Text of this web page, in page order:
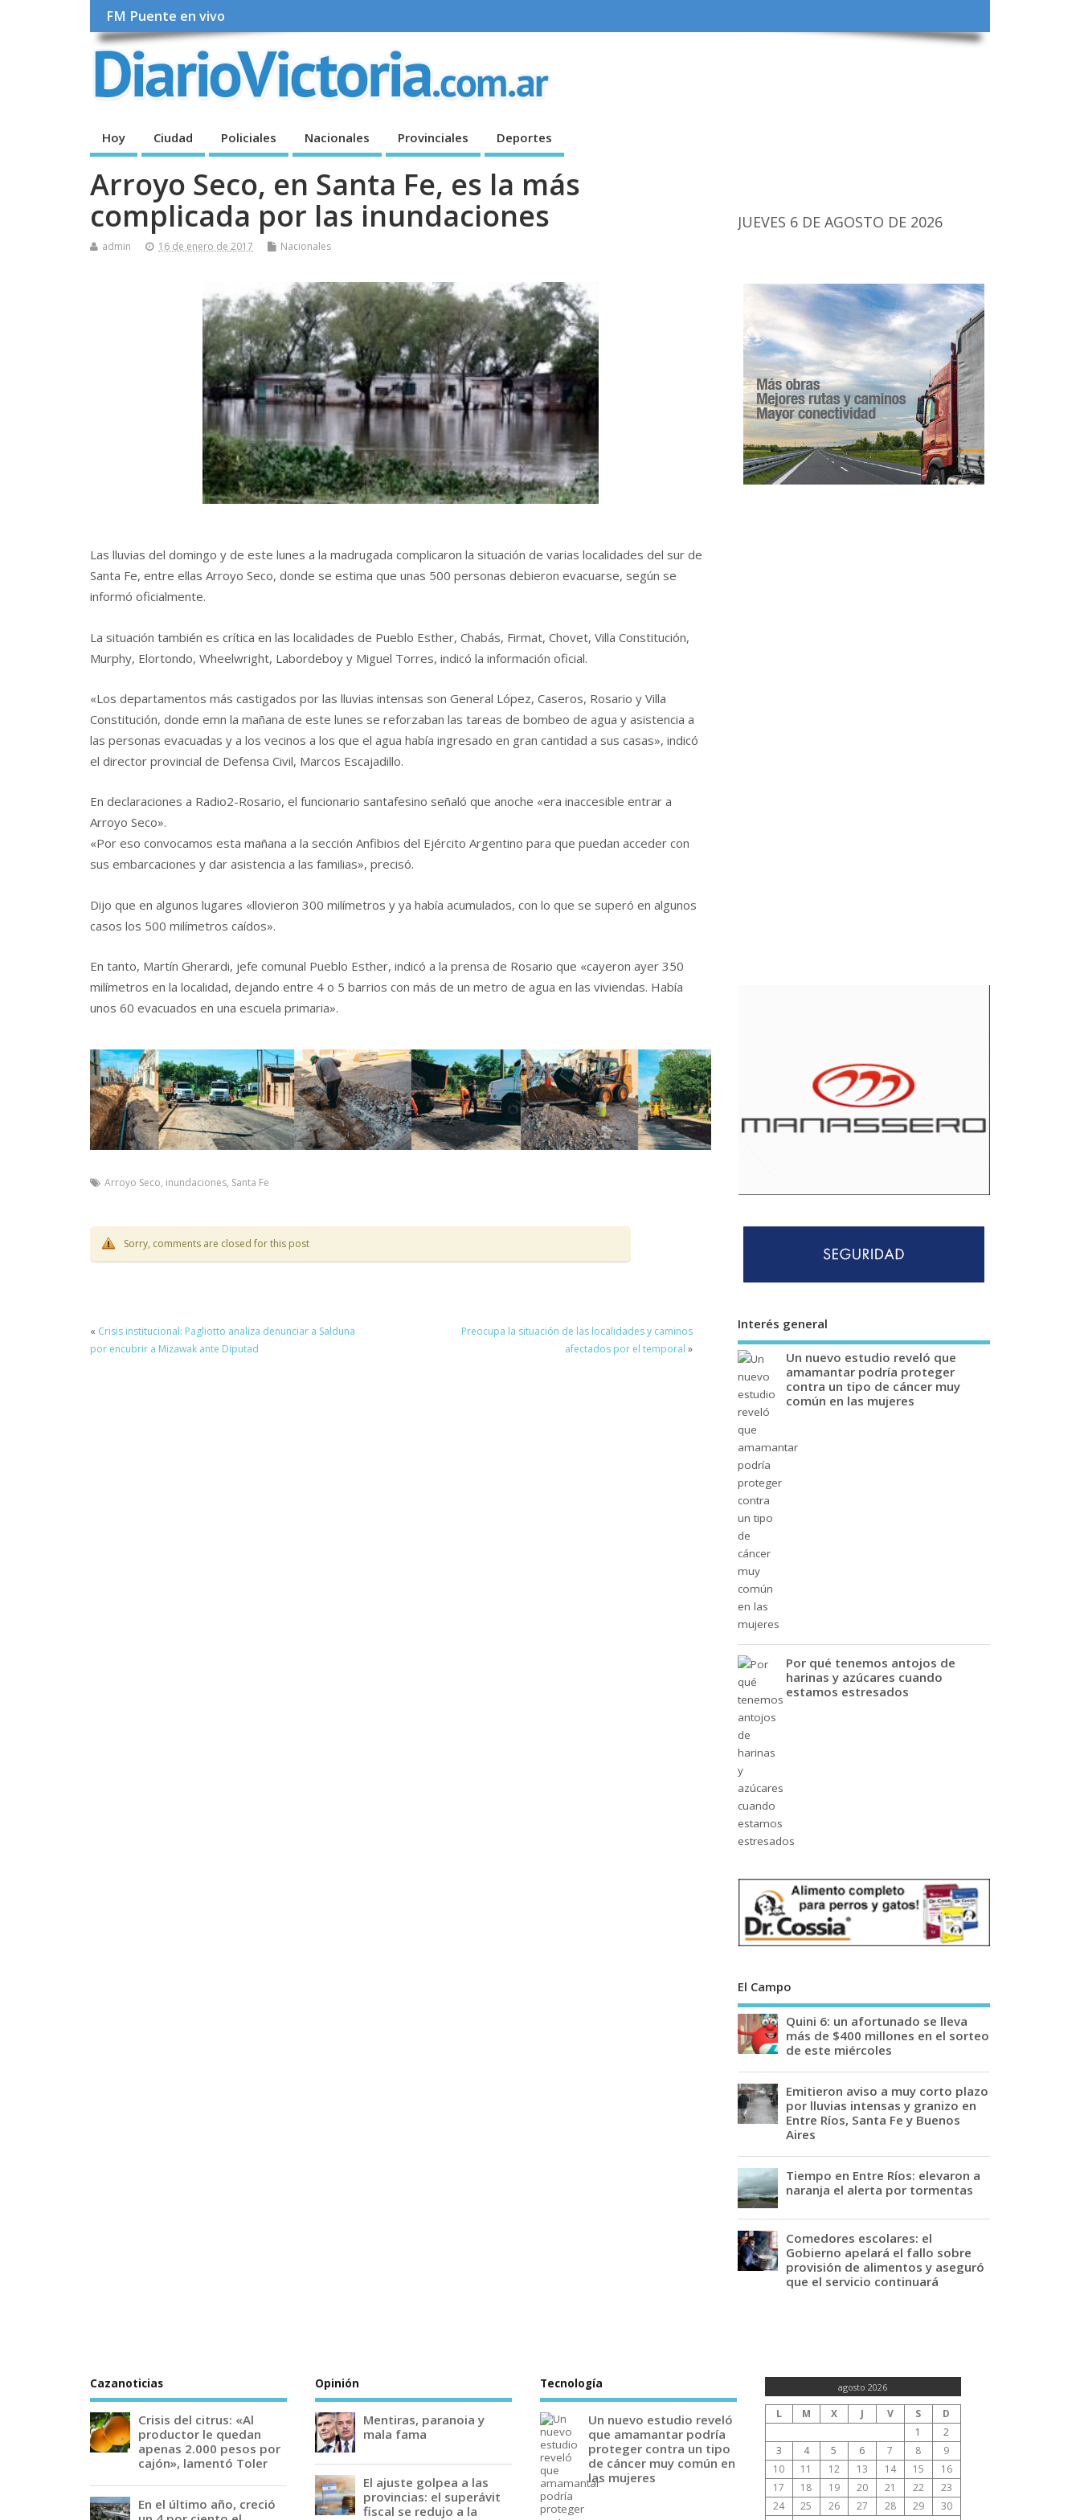
FM Puente en vivo
Hoy Ciudad Policiales Nacionales Provinciales Deportes
Arroyo Seco, en Santa Fe, es la más
complicada por las inundaciones
admin 16 de enero de 2017 Nacionales
Las lluvias del domingo y de este lunes a la madrugada complicaron la situación de varias localidades del sur de
Santa Fe, entre ellas Arroyo Seco, donde se estima que unas 500 personas debieron evacuarse, según se
informó oficialmente.
La situación también es crítica en las localidades de Pueblo Esther, Chabás, Firmat, Chovet, Villa Constitución,
Murphy, Elortondo, Wheelwright, Labordeboy y Miguel Torres, indicó la información oficial.
«Los departamentos más castigados por las lluvias intensas son General López, Caseros, Rosario y Villa
Constitución, donde emn la mañana de este lunes se reforzaban las tareas de bombeo de agua y asistencia a
las personas evacuadas y a los vecinos a los que el agua había ingresado en gran cantidad a sus casas», indicó
el director provincial de Defensa Civil, Marcos Escajadillo.
En declaraciones a Radio2-Rosario, el funcionario santafesino señaló que anoche «era inaccesible entrar a
Arroyo Seco».
«Por eso convocamos esta mañana a la sección Anfibios del Ejército Argentino para que puedan acceder con
sus embarcaciones y dar asistencia a las familias», precisó.
Dijo que en algunos lugares «llovieron 300 milímetros y ya había acumulados, con lo que se superó en algunos
casos los 500 milímetros caídos».
En tanto, Martín Gherardi, jefe comunal Pueblo Esther, indicó a la prensa de Rosario que «cayeron ayer 350
milímetros en la localidad, dejando entre 4 o 5 barrios con más de un metro de agua en las viviendas. Había
unos 60 evacuados en una escuela primaria».
Arroyo Seco, inundaciones, Santa Fe
Sorry, comments are closed for this post
« Crisis institucional: Pagliotto analiza denunciar a Salduna
por encubrir a Mizawak ante Diputad
Preocupa la situación de las localidades y caminos
afectados por el temporal »
JUEVES 6 DE AGOSTO DE 2026
Interés general
Un nuevo estudio reveló que
amamantar podría proteger
contra un tipo de cáncer muy
común en las mujeres
Por qué tenemos antojos de
harinas y azúcares cuando
estamos estresados
El Campo
Quini 6: un afortunado se lleva
más de $400 millones en el sorteo
de este miércoles
Emitieron aviso a muy corto plazo
por lluvias intensas y granizo en
Entre Ríos, Santa Fe y Buenos
Aires
Tiempo en Entre Ríos: elevaron a
naranja el alerta por tormentas
Comedores escolares: el
Gobierno apelará el fallo sobre
provisión de alimentos y aseguró
que el servicio continuará
Cazanoticias
Crisis del citrus: «Al
productor le quedan
apenas 2.000 pesos por
cajón», lamentó Toler
En el último año, creció
Opinión
Mentiras, paranoia y
mala fama
El ajuste golpea a las
provincias: el superávit
fiscal se redujo a la
Tecnología
Un nuevo estudio reveló
que amamantar podría
proteger contra un tipo
de cáncer muy común en
las mujeres
agosto 2026
L M X J V S
D
1
2
3
4 5 6 7 8
9
10
11 12 13 14 15
16
17
18 19 20 21 22
23
24
25 26 27 28 29
30